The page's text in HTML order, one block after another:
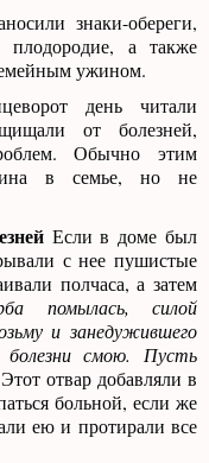
знаки-обереги,
а также
ужином.
день читали
от болезней,
Обычно этим
в семье, но не
Если в доме был
с нее пушистые
полчаса, а затем
помылась, силой
и занедужившего
болезни смою. Пусть
отвар добавляли в
больной, если же
ею и протирали все